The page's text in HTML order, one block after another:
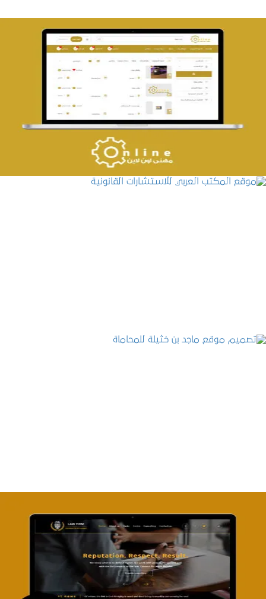
تصميم حراج مهنى
التفاصيل
تصميم موقع آل جبار والمزارقة للمحاماة
التفاصيل